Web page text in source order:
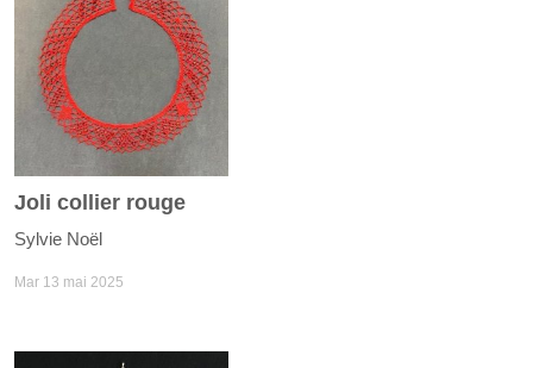
Joli collier rouge
Sylvie Noël
Mar 13 mai 2025